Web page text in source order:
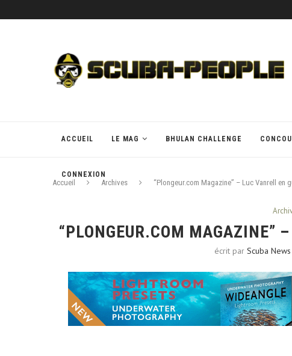
ACCUEIL LE MAG BHULAN CHALLENGE
CONNEXION
Accueil Archives “Plongeur.com Magazine” – Luc Vanrell en
“PLONGEUR.COM MAGAZINE”
écrit par Scuba News